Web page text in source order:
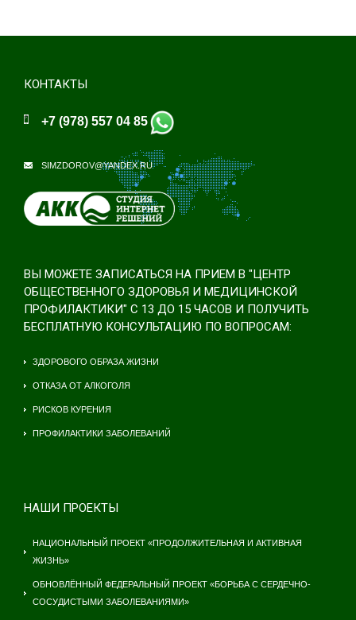
КОНТАКТЫ
+7 (978) 557 04 85
SIMZDOROV@YANDEX.RU
ВЫ МОЖЕТЕ ЗАПИСАТЬСЯ НА ПРИЕМ В "ЦЕНТР
ОБЩЕСТВЕННОГО ЗДОРОВЬЯ И МЕДИЦИНСКОЙ
ПРОФИЛАКТИКИ" С 13 ДО 15 ЧАСОВ И ПОЛУЧИТЬ
БЕСПЛАТНУЮ КОНСУЛЬТАЦИЮ ПО ВОПРОСАМ:
ЗДОРОВОГО ОБРАЗА ЖИЗНИ
ОТКАЗА ОТ АЛКОГОЛЯ
РИСКОВ КУРЕНИЯ
ПРОФИЛАКТИКИ ЗАБОЛЕВАНИЙ
НАШИ ПРОЕКТЫ
НАЦИОНАЛЬНЫЙ ПРОЕКТ «ПРОДОЛЖИТЕЛЬНАЯ И АКТИВНАЯ
ЖИЗНЬ»
ОБНОВЛЁННЫЙ ФЕДЕРАЛЬНЫЙ ПРОЕКТ «БОРЬБА С СЕРДЕЧНО-
СОСУДИСТЫМИ ЗАБОЛЕВАНИЯМИ»